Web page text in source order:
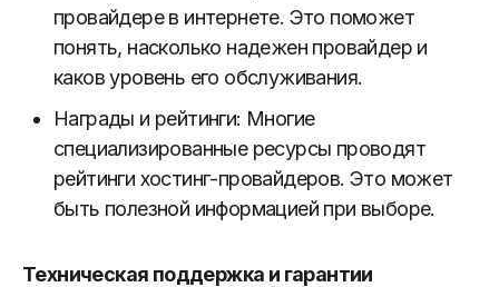
провайдере в интернете. Это поможет
понять, насколько надежен провайдер и
каков уровень его обслуживания.
Награды и рейтинги: Многие
специализированные ресурсы проводят
рейтинги хостинг-провайдеров. Это может
быть полезной информацией при выборе.
Техническая поддержка и гарантии